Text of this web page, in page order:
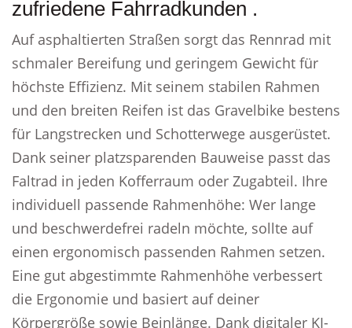
zufriedene Fahrradkunden .
Auf asphaltierten Straßen sorgt das Rennrad mit
schmaler Bereifung und geringem Gewicht für
höchste Effizienz. Mit seinem stabilen Rahmen
und den breiten Reifen ist das Gravelbike bestens
für Langstrecken und Schotterwege ausgerüstet.
Dank seiner platzsparenden Bauweise passt das
Faltrad in jeden Kofferraum oder Zugabteil. Ihre
individuell passende Rahmenhöhe: Wer lange
und beschwerdefrei radeln möchte, sollte auf
einen ergonomisch passenden Rahmen setzen.
Eine gut abgestimmte Rahmenhöhe verbessert
die Ergonomie und basiert auf deiner
Körpergröße sowie Beinlänge. Dank digitaler KI-